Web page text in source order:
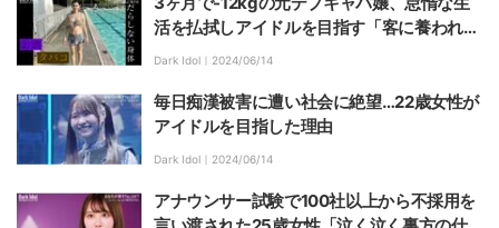
活を払拭しアイドルを目指す「客に養われ、
酒とタバコに溺れていた」
Dark Idol｜ 2024/06/14
毎日痴漢被害に遭い社会に絶望…22歳女性が
アイドルを目指した理由
Dark Idol｜ 2024/06/14
アナウンサー試験で100社以上から不採用を